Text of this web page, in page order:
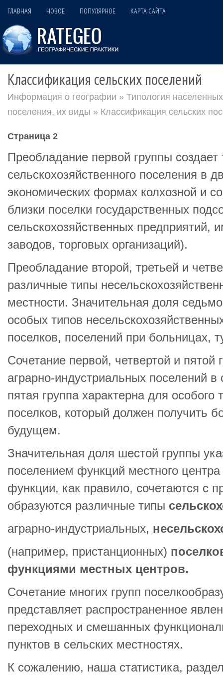
ГЛАВНАЯ НОВОЕ ПОПУЛЯРНОЕ КАРТА САЙТА
Классификация сельских поселений
Информация о географии » Типология
поселения, их виды » Классификация сельских
Страница 2
Преобладание первой группы создает
сельскохозяйственного поселения в
экономических формах колхозной и
близки поселки государственных
сельскохозяйственных предприятий,
заводов, торговых организаций).
Преобладание второй, третьей и
различные типы
местности. Значительная доля
особых типов
поселков, поселений при больницах,
Сочетание первой, четвертой и пятой
аграрно-индустриальных поселений в
пятая группа характерна для особого
поселков, который должен получить
будущем.
Значительная доля шестой группы
поселением функций местного
функции, как правило, сочетаются с
образуются различные типы
аграрно-индустриальных,
(например, пристанционных)
функциями местных центров.
Сочетание многих групп
представляет распространенное
переходных и смешанных
пунктов в сельских местностях.
К сожалению, наша статистика,